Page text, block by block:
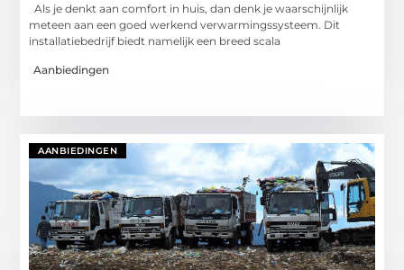
Als je denkt aan comfort in huis, dan denk je waarschijnlijk
meteen aan een goed werkend verwarmingssysteem. Dit
installatiebedrijf biedt namelijk een breed scala
Aanbiedingen
AANBIEDINGEN